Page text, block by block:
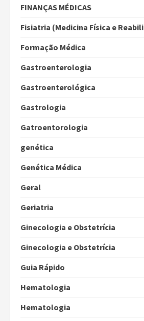
FINANÇAS MÉDICAS
Fisiatria (Medicina Física e
Formação Médica
Gastroenterologia
Gastroenterológica
Gastrologia
Gatroentorologia
genética
Genética Médica
Geral
Geriatria
Ginecologia e Obstetrícia
Ginecologia e Obstetrícia
Guia Rápido
Hematologia
Hematologia